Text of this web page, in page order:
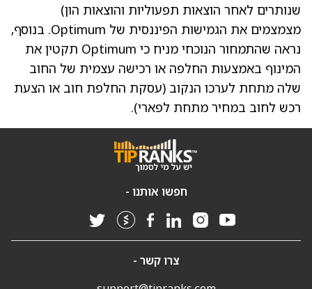
שנותרים לאחר הוצאות תפעוליות והוצאות הון)
מצמצמים את הגמישות הפיננסית של Optimum. בנוסף,
נראה שהתמחור הנוכחי מניח כי Optimum תקטין את
המינוף באמצעות החלפה או רכישה עצמית של החוב
שלה מתחת לערכו הנקוב (עסקת החלפת חוב או הצעת
רכש לחוב במחיר מתחת לפארי).
חפשו אותנו -
צרו קשר -